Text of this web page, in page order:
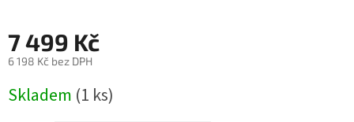
7 499 Kč
6 198 Kč bez DPH
cena:
Skladem (1 ks)